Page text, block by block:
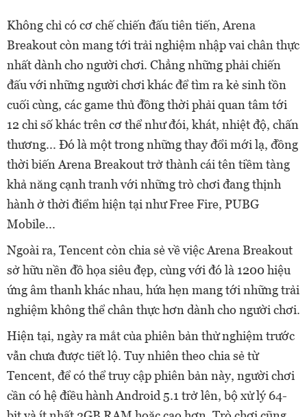
Không chỉ có cơ chế chiến đấu tiên tiến, Arena
Breakout còn mang tới trải nghiệm nhập vai chân thực
nhất dành cho người chơi. Chẳng những phải chiến
đấu với những người chơi khác để tìm ra kẻ sinh tồn
cuối cùng, các game thủ đồng thời phải quan tâm tới
12 chỉ số khác trên cơ thể như đói, khát, nhiệt độ, chấn
thương... Đó là một trong những thay đổi mới lạ, đồng
thời biến Arena Breakout trở thành cái tên tiềm tàng
khả năng cạnh tranh với những trò chơi đang thịnh
hành ở thời điểm hiện tại như Free Fire, PUBG
Mobile...
Ngoài ra, Tencent còn chia sẻ về việc Arena Breakout
sở hữu nền đồ họa siêu đẹp, cùng với đó là 1200 hiệu
ứng âm thanh khác nhau, hứa hẹn mang tới những trải
nghiệm không thể chân thực hơn dành cho người chơi.
Hiện tại, ngày ra mắt của phiên bản thử nghiệm trước
vẫn chưa được tiết lộ. Tuy nhiên theo chia sẻ từ
Tencent, để có thể truy cập phiên bản này, người chơi
cần có hệ điều hành Android 5.1 trở lên, bộ xử lý 64-